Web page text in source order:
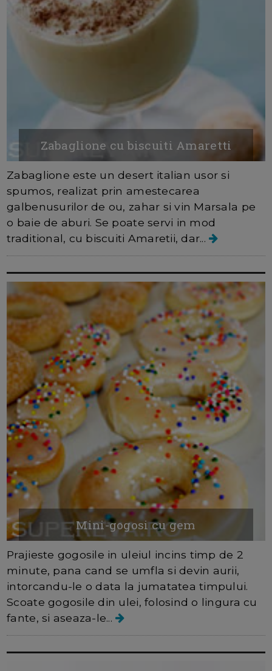
Zabaglione cu biscuiti Amaretti
Zabaglione este un desert italian usor si
spumos, realizat prin amestecarea
galbenusurilor de ou, zahar si vin Marsala pe
o baie de aburi. Se poate servi in mod
traditional, cu biscuiti Amaretii, dar...
Mini-gogosi cu gem
Prajieste gogosile in uleiul incins timp de 2
minute, pana cand se umfla si devin aurii,
intorcandu-le o data la jumatatea timpului.
Scoate gogosile din ulei, folosind o lingura cu
fante, si aseaza-le...